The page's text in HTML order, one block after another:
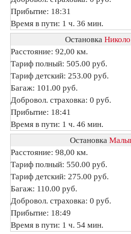
Прибытие: 18:31
Время в пути: 1 ч. 36 мин.
Остановка
Расстояние: 92,00 км.
Тариф полный: 505.00 руб.
Тариф детский: 253.00 руб.
Багаж: 101.00 руб.
Добровол. страховка: 0 руб.
Прибытие: 18:41
Время в пути: 1 ч. 46 мин.
Остановка
Расстояние: 98,00 км.
Тариф полный: 550.00 руб.
Тариф детский: 275.00 руб.
Багаж: 110.00 руб.
Добровол. страховка: 0 руб.
Прибытие: 18:49
Время в пути: 1 ч. 54 мин.